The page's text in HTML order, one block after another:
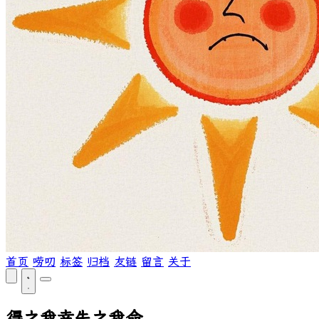
首页 唠叨 标签 归档 友链 留言 关于